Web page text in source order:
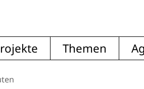
Themen